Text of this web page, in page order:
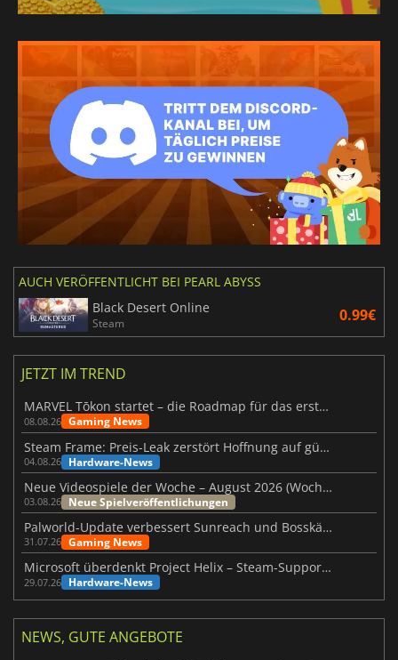
AUCH VERÖFFENTLICHT BEI PEARL ABYSS
Black Desert Online
Steam 0.99€
JETZT IM TREND
MARVEL Tōkon startet – die Roadmap für das erste Jahr wurde vorgestellt
08.08.26 Gaming News
Steam Frame: Preis-Leak zerstört Hoffnung auf günstiges VR-Headset
04.08.26 Hardware-News
Neue Videospiele der Woche – August 2026 (Woche 32)
03.08.26 Neue Spielveröffentlichungen
Palworld-Update verbessert Sunreach und Bosskämpfe deutlich
31.07.26 Gaming News
Microsoft überdenkt Project Helix – Steam-Support gefährdet
29.07.26 Hardware-News
NEWS, GUTE ANGEBOTE